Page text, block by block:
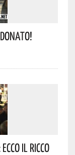
Il Ricco